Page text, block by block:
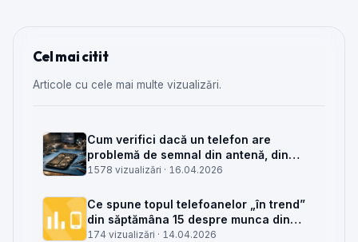
Cel mai citit
Articole cu cele mai multe vizualizări.
Cum verifici dacă un telefon are
problemă de semnal din antenă, din
placa de bază sau din rețea
1578 vizualizări · 16.04.2026
Ce spune topul telefoanelor „în trend”
din săptămâna 15 despre munca din
service GSM
174 vizualizări · 14.04.2026